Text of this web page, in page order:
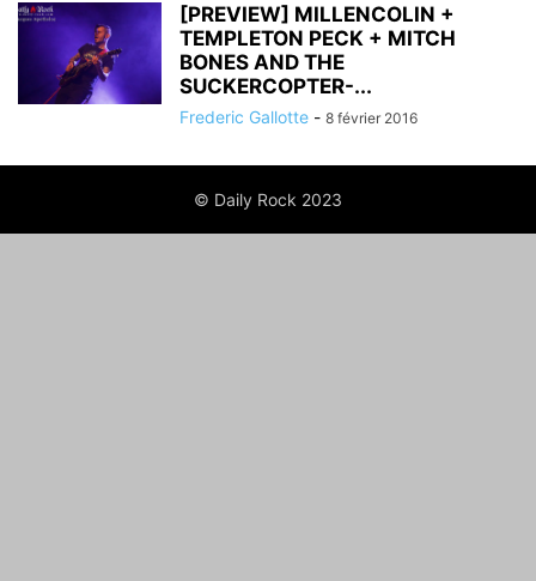
[PREVIEW] MILLENCOLIN +
TEMPLETON PECK + MITCH
BONES AND THE
SUCKERCOPTER-...
Frederic Gallotte - 8 février 2016
© Daily Rock 2023